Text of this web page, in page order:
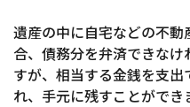
遺産の中に自宅などの不
合、債務分を弁済できな
すが、相当する金銭を支
れ、手元に残すことができ